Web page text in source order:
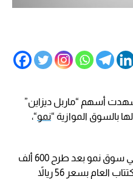
أسهم “ماربل ديزاين”
نمو“،
وبدأ إدراج أسهم “ماربل ديزاين” في سوق نمو بعد طرح 600 ألف
سهم، تمثل 10% من أسهمها للاكتتاب العام بسعر 56 ريالاً